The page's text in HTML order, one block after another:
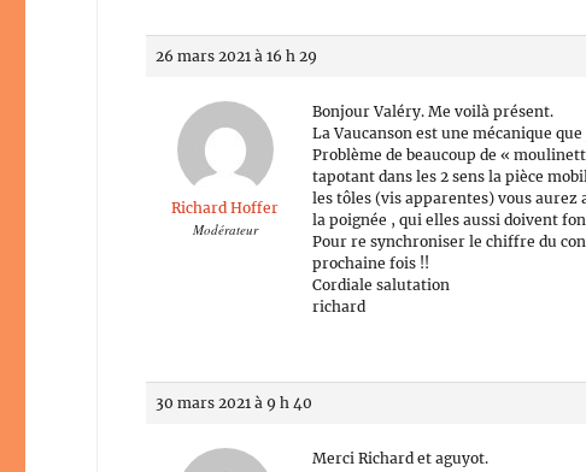
26 mars 2021 à 16 h 29
Richard Hoffer
Modérateur
Bonjour Valéry. Me voilà présent.
La Vaucanson est une mécanique
Problème de beaucoup de «
tapotant dans les 2 sens la pièce
les tôles (vis apparentes) vous aurez
la poignée , qui elles aussi doivent
Pour re synchroniser le chiffre du
prochaine fois !!
Cordiale salutation
richard
30 mars 2021 à 9 h 40
Merci Richard et aguyot.